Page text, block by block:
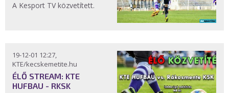
A Kesport TV közvetített.
19-12-01 12:27,
KTE/kecskemetite.hu
ÉLŐ STREAM: KTE
HUFBAU - RKSK